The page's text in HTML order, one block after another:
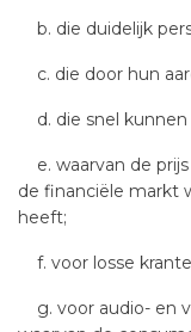
b. die duidelijk
c. die door hun
d. die snel kunnen
e. waarvan de
de financiële markt
heeft;
f. voor losse
g. voor audio- en